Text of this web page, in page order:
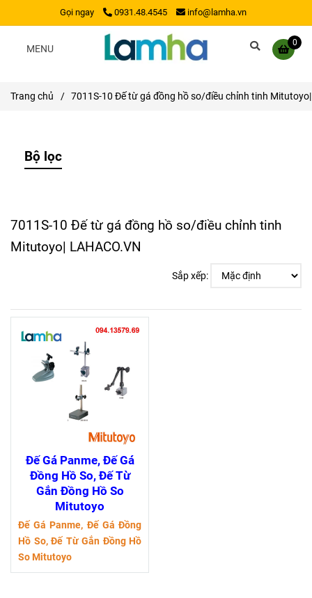
Gọi ngay 0931.48.4545 info@lamha.vn
0
MENU
Trang chủ / 7011S-10 Đế từ gá đồng hồ so/điều chỉnh tinh Mitutoyo|
Bộ lọc
7011S-10 Đế từ gá đồng hồ so/điều chỉnh tinh
Mitutoyo| LAHACO.VN
Sắp xếp:
Đế Gá Panme, Đế Gá
Đồng Hồ So, Đế Từ
Gắn Đồng Hồ So
Mitutoyo
Đế Gá Panme, Đế Gá Đồng
Hồ So, Đế Từ Gắn Đồng Hồ
So Mitutoyo